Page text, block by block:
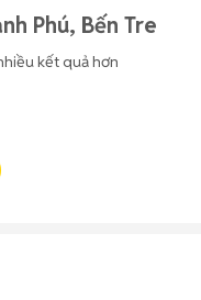
Phú, Bến Tre
kết quả hơn